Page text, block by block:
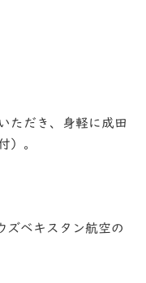
ただき、身軽に成田
）。
ベキスタン航空の